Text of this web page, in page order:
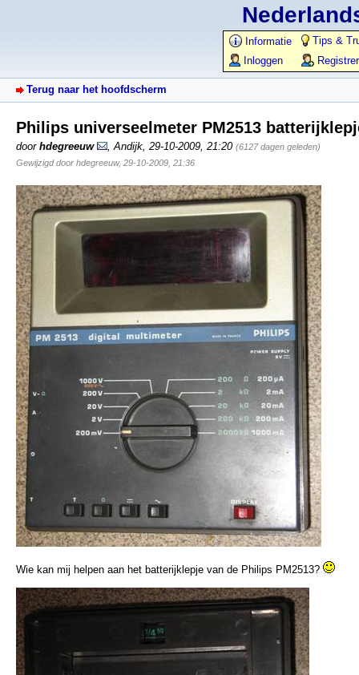
Informatie
Tips &
Inloggen
Terug naar het hoofdscherm
Philips universeelmeter PM2513
door hdegreeuw Andijk 29-10-2009, 21:20 (6127 dagen geleden)
Gewijzigd door hdegreeuw, 29-10-2009, 21:36
Wie kan mij helpen aan het batterijklepje van de Philips PM2513?